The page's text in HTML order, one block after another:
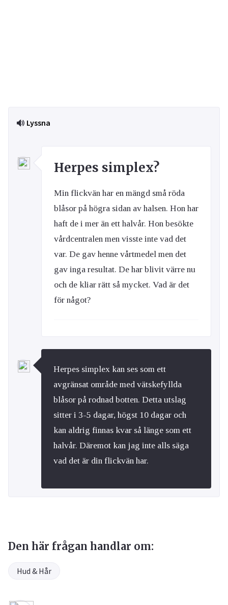
Lyssna
Herpes simplex?
Min flickvän har en mängd små röda
blåsor på högra sidan av halsen. Hon har
haft de i mer än ett halvår. Hon besökte
vårdcentralen men visste inte vad det
var. De gav henne vårtmedel men det
gav inga resultat. De har blivit värre nu
och de kliar rätt så mycket. Vad är det
för något?
Herpes simplex kan ses som ett
avgränsat område med vätskefyllda
blåsor på rodnad botten. Detta utslag
sitter i 3-5 dagar, högst 10 dagar och
kan aldrig finnas kvar så länge som ett
halvår. Däremot kan jag inte alls säga
vad det är din flickvän har.
Den här frågan handlar om:
Hud & Hår